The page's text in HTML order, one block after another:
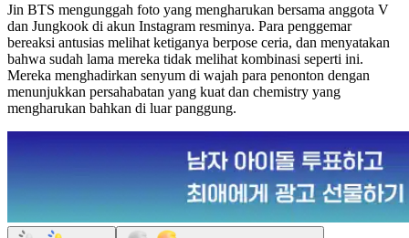
Jin BTS mengunggah foto yang mengharukan bersama anggota V
dan Jungkook di akun Instagram resminya. Para penggemar
bereaksi antusias melihat ketiganya berpose ceria, dan menyatakan
bahwa sudah lama mereka tidak melihat kombinasi seperti ini.
Mereka menghadirkan senyum di wajah para penonton dengan
menunjukkan persahabatan yang kuat dan chemistry yang
mengharukan bahkan di luar panggung.